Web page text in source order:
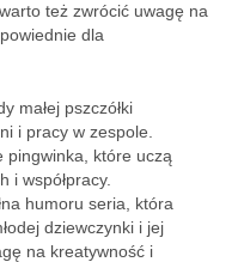
też zwrócić uwagę na
dla
małej pszczółki
i pracy w zespole.
pingwinka, które uczą
i współpracy.
humoru seria, która
dziewczynki i jej
na kreatywność i